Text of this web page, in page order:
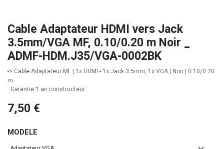
Cable Adaptateur HDMI vers Jack
3.5mm/VGA MF, 0.10/0.20 m Noir _
ADMF-HDM.J35/VGA-0002BK
-> Cable Adaptateur MF | 1x HDMI - 1x Jack 3.5mm, 1x VGA | Noir | 0.10/0.20
m
. Garantie 1 an constructeur.
7,50 €
MODELE